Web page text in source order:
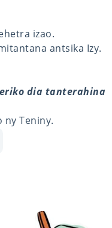
izao.
antsika Izy.
dia tanterahina
ny Teniny.